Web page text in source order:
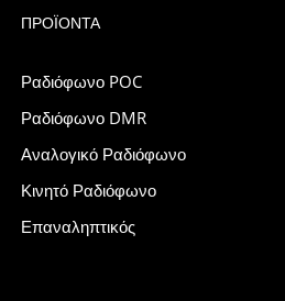
ΠΡΟΪΌΝΤΑ
Ραδιόφωνο POC
Ραδιόφωνο DMR
Αναλογικό Ραδιόφωνο
Κινητό Ραδιόφωνο
Επαναληπτικός